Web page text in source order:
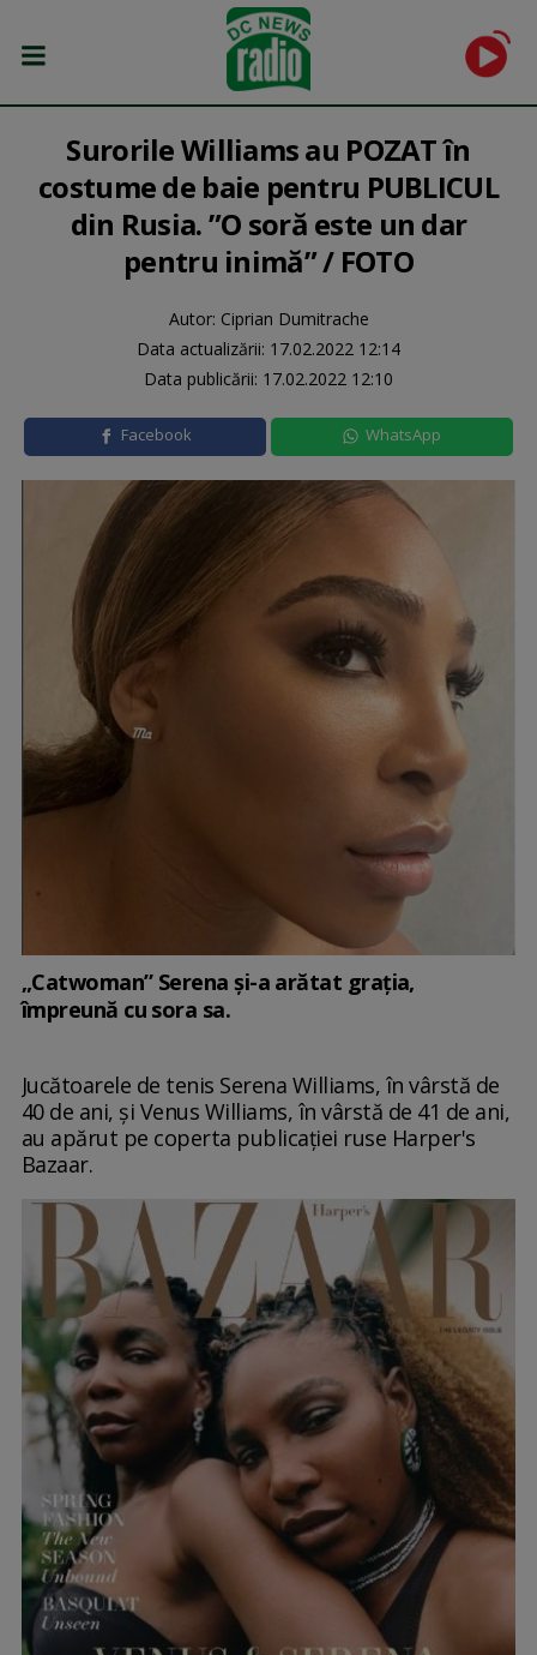
Surorile Williams au POZAT în
costume de baie pentru PUBLICUL
din Rusia. ”O soră este un dar
pentru inimă” / FOTO
Autor: Ciprian Dumitrache
Data actualizării: 17.02.2022 12:14
Data publicării: 17.02.2022 12:10
Facebook WhatsApp
„Catwoman” Serena și-a arătat grația,
împreună cu sora sa.
Jucătoarele de tenis Serena Williams, în vârstă de
40 de ani, și Venus Williams, în vârstă de 41 de ani,
au apărut pe coperta publicației ruse Harper's
Bazaar.